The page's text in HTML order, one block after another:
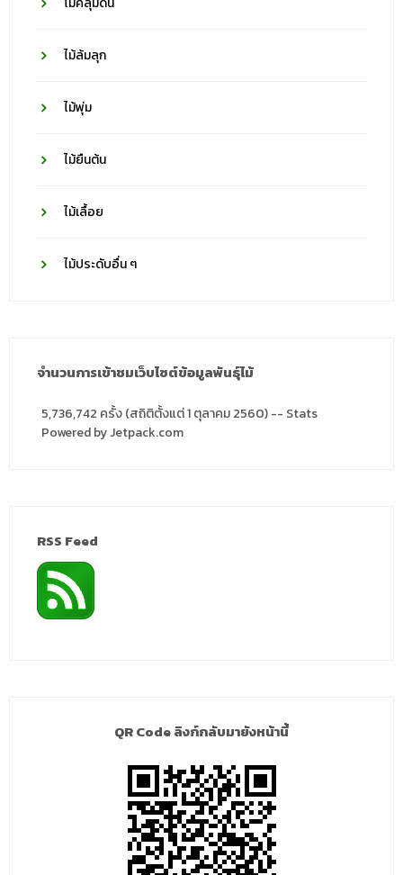
ไม้ล้มลุก
ไม้พุ่ม
ไม้ยืนต้น
ไม้เลื้อย
ไม้ประดับอื่น ๆ
จำนวนการเข้าชมเว็บไซต์ข้อมูลพันธุ์ไม้
5,736,742 ครั้ง (สถิติตั้งแต่ 1 ตุลาคม 2560) -- Stats
Powered by Jetpack.com
RSS Feed
QR Code ลิงก์กลับมายังหน้านี้